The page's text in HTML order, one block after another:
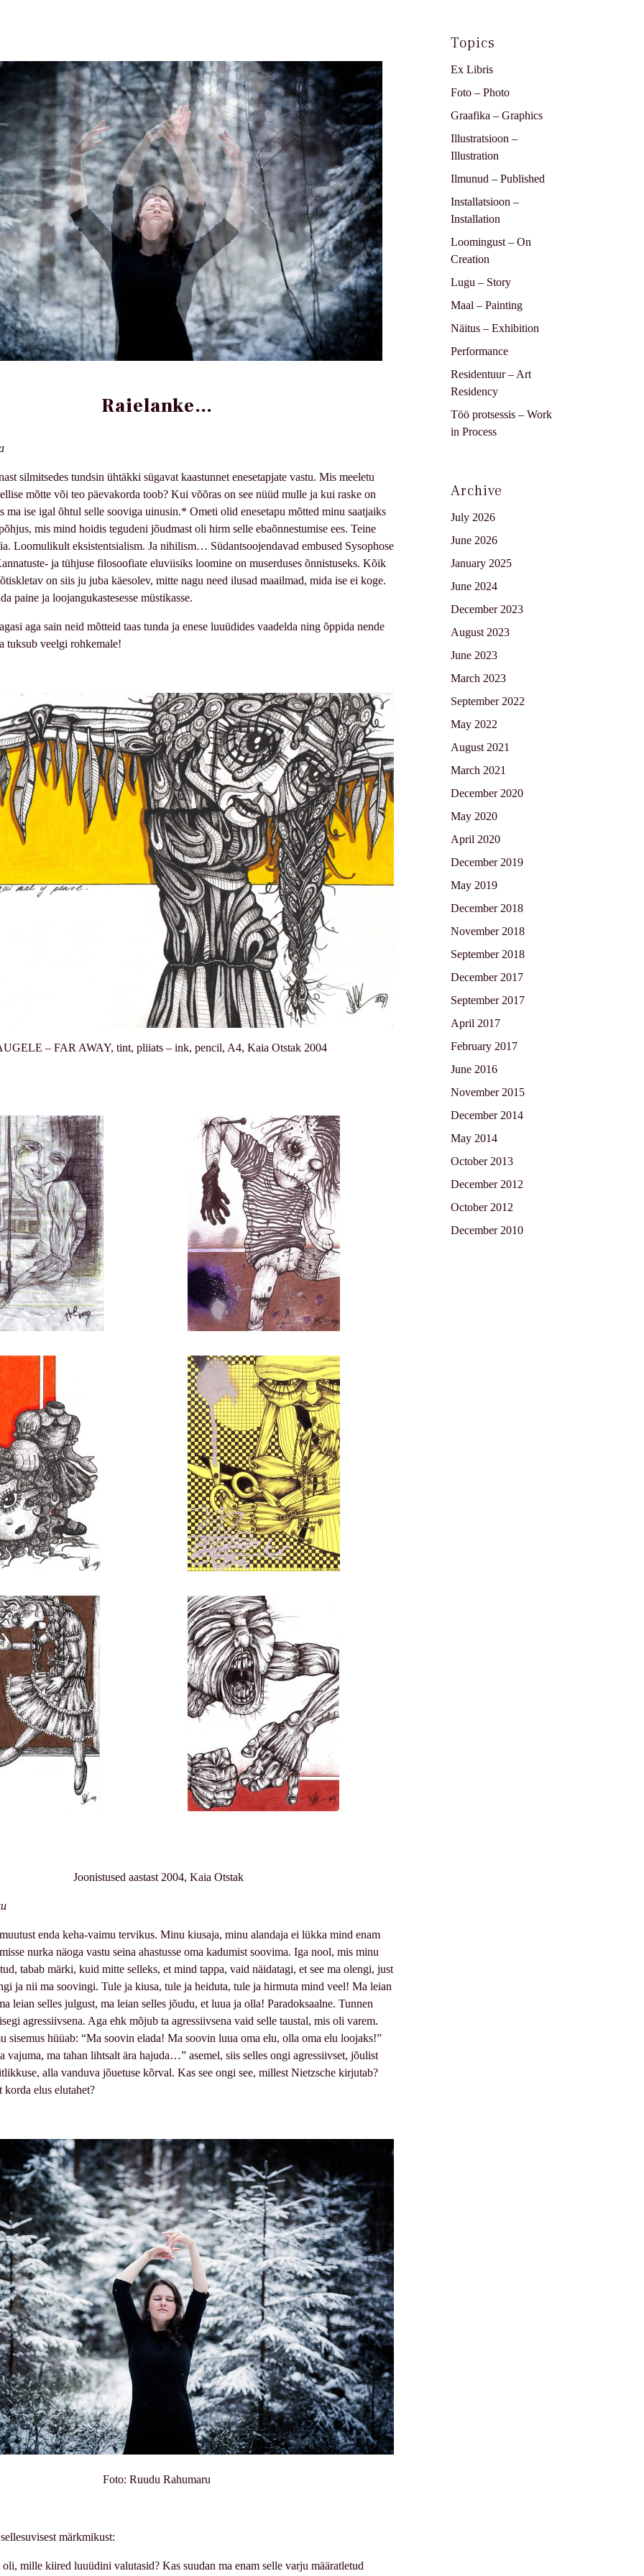
Raielanke…
silmitsedes tundsin ühtäkki sügavat kaastunnet enesetapjate vastu. Mis meeletu
mõtte või teo päevakorda toob? Kui võõras on see nüüd mulle ja kui raske on
ma ise igal õhtul selle sooviga uinusin.* Ometi olid enesetapu mõtted minu saatjaiks
mis mind hoidis tegudeni jõudmast oli hirm selle ebaõnnestumise ees. Teine
Loomulikult eksistentsialism. Ja nihilism… Südantsoojendavad embused Sysophose
ja tühjuse filosoofiate eluviisiks loomine on muserduses õnnistuseks. Kõik
on siis ju juba käesolev, mitte nagu need ilusad maailmad, mida ise ei koge.
paine ja loojangukastesesse müstikasse.
aga sain neid mõtteid taas tunda ja enese luuüdides vaadelda ning õppida nende
tuksub veelgi rohkemale!
– FAR AWAY, tint, pliiats – ink, pencil, A4, Kaia Otstak 2004
Joonistused aastast 2004, Kaia Otstak
enda keha-vaimu tervikus. Minu kiusaja, minu alandaja ei lükka mind enam
nurka näoga vastu seina ahastusse oma kadumist soovima. Iga nool, mis minu
tabab märki, kuid mitte selleks, et mind tappa, vaid näidatagi, et see ma olengi, just
ja nii ma soovingi. Tule ja kiusa, tule ja heiduta, tule ja hirmuta mind veel! Ma leian
leian selles julgust, ma leian selles jõudu, et luua ja olla! Paradoksaalne. Tunnen
agressiivsena. Aga ehk mõjub ta agressiivsena vaid selle taustal, mis oli varem.
sisemus hüüab: “Ma soovin elada! Ma soovin luua oma elu, olla oma elu loojaks!”
vajuma, ma tahan lihtsalt ära hajuda…” asemel, siis selles ongi agressiivset, jõulist
alla vanduva jõuetuse kõrval. Kas see ongi see, millest Nietzsche kirjutab?
korda elus elutahet?
Foto: Ruudu Rahumaru
märkmikust:
mille kiired luuüdini valutasid? Kas suudan ma enam selle varju määratletud
Topics
Ex Libris
Foto – Photo
Graafika – Graphics
Illustratsioon –
Illustration
Ilmunud – Published
Installatsioon –
Installation
Loomingust – On
Creation
Lugu – Story
Maal – Painting
Näitus – Exhibition
Performance
Residentuur – Art
Residency
Töö protsessis – Work
in Process
Archive
July 2026
June 2026
January 2025
June 2024
December 2023
August 2023
June 2023
March 2023
September 2022
May 2022
August 2021
March 2021
December 2020
May 2020
April 2020
December 2019
May 2019
December 2018
November 2018
September 2018
December 2017
September 2017
April 2017
February 2017
June 2016
November 2015
December 2014
May 2014
October 2013
December 2012
October 2012
December 2010